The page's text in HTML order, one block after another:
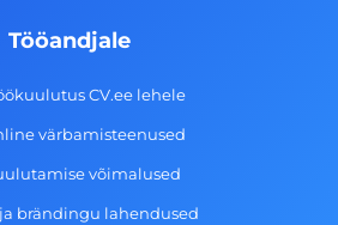
Tööandjale
CV.ee lehele
värbamisteenused
võimalused
brändingu lahendused